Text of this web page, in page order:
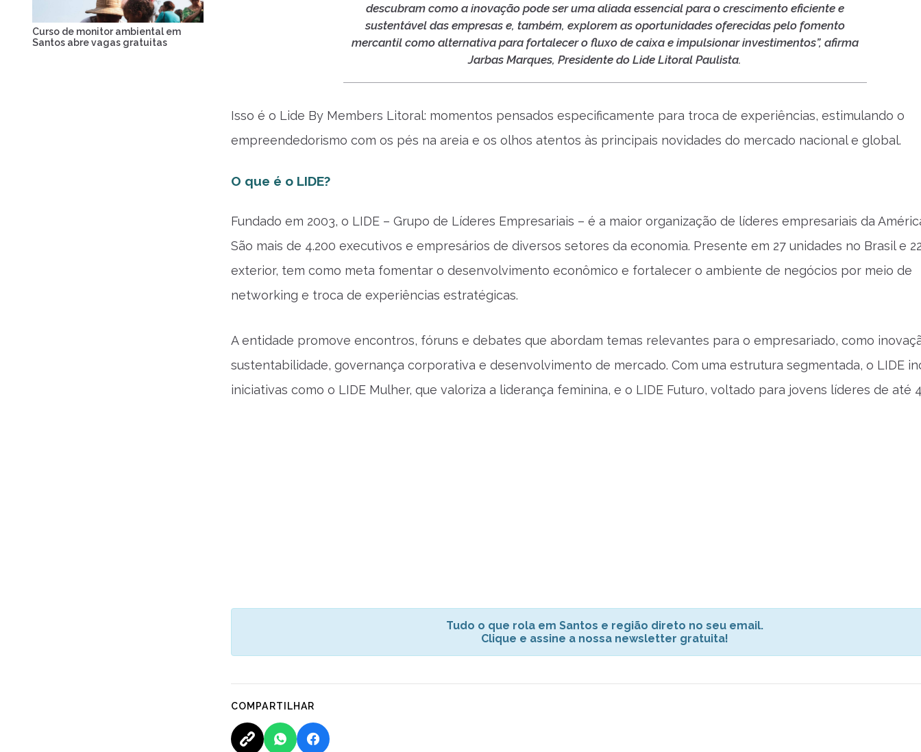
descubram como a inovação pode ser uma aliada essencial para o crescimento eficiente e
sustentável das empresas e, também, explorem as oportunidades oferecidas pelo fomento
mercantil como alternativa para fortalecer o fluxo de caixa e impulsionar investimentos”, afirma
Jarbas Marques, Presidente doLide Litoral Paulista.
Isso é o Lide By Members Litoral: momentos pensados especificamente para troca de experiências, estimulando o
empreendedorismo com os pés na areia e os olhos atentos às principais novidades do mercado nacional e global.
O que é o LIDE?
Fundado em 2003, o LIDE – Grupo de Líderes Empresariais – é a maior organização de líderes empresariais da
São mais de 4.200 executivos e empresários de diversos setores da economia. Presente em 27 unidades no Brasil e
exterior, tem como meta fomentar o desenvolvimento econômico e fortalecer o ambiente de negócios por meio de
networking e troca de experiências estratégicas.
A entidade promove encontros, fóruns e debates que abordam temas relevantes para o empresariado, como
sustentabilidade, governança corporativa e desenvolvimento de mercado. Com uma estrutura segmentada, o LIDE
iniciativas como o LIDE Mulher, que valoriza a liderança feminina, e o LIDE Futuro, voltado para jovens líderes de até
Tudo o que rola em Santos e região direto no seu email.
Clique e assine a nossa newsletter gratuita!
COMPARTILHAR
Curso de monitor ambiental em
Santos abre vagas gratuitas